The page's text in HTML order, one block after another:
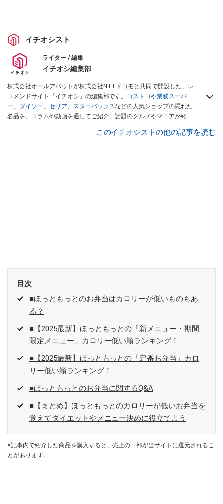
イチオシスト
ライター / 編集
イチオシ編集部
株式会社オールアバウトが株式会社NTTドコモと共同で開設した、レ
コメンドサイト『イチオシ』の編集部です。 コストコや業務スーパ
ー、 ダイソー、 セリア、 スターバックスなどの人気ショップの隠れた
名品を、コラムや動画を通してご紹介。話題のグルメやマニアが紹介
インフルエンサーが実際に使用してレビューしています。毎日トレン
このイチオシストの他の記事を読む
目次
■ほっともっとのお弁当はカロリーが低いものもあ
る？
■【2025最新】ほっともっとの「新メニュー・期間
限定メニュー」カロリー低い順ランキング！
■【2025最新】ほっともっとの「定番お弁当」カロ
リー低い順ランキング！
■ほっともっとのお弁当に関するQ&A
■【まとめ】ほっともっとのカロリーが低いお弁当を
覚えてダイエットやメニュー決めに役立てよう
※記事内で紹介した商品を購入すると、売上の一部が当サイトに還元されるこ
とがあります。